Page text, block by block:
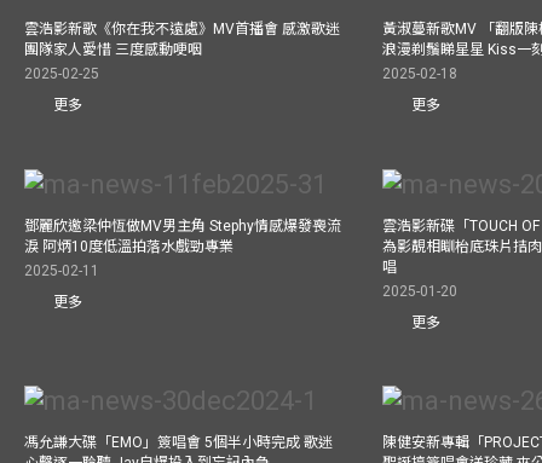
雲浩影新歌《你在我不遠處》MV首播會 感激歌迷
團隊家人愛惜 三度感動哽咽
2025-02-25
更多
黃淑蔓新歌MV 「翻版
浪漫剃鬚睇星星 Kiss一
2025-02-18
更多
鄧麗欣邀梁仲恆做MV男主角 Stephy情感爆發喪流
淚 阿炳10度低溫拍落水戲勁專業
2025-02-11
更多
雲浩影新碟「TOUCH
為影靚相瞓枱底珠片拮
唱
2025-01-20
更多
馮允謙大碟「EMO」簽唱會 5個半小時完成 歌迷
陳健安新專輯「